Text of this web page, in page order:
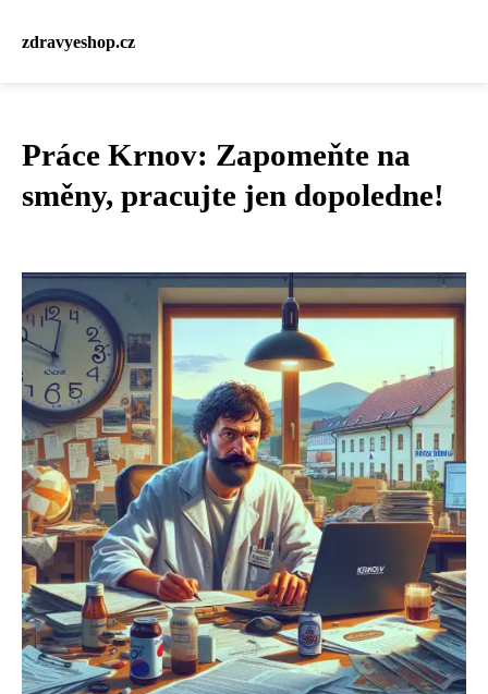
zdravyeshop.cz
Práce Krnov: Zapomeňte na
směny, pracujte jen dopoledne!